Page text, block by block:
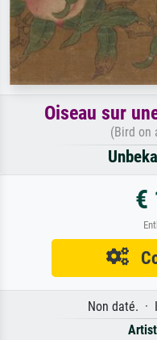
Oiseau sur
(Bird on
€
Non daté. ·